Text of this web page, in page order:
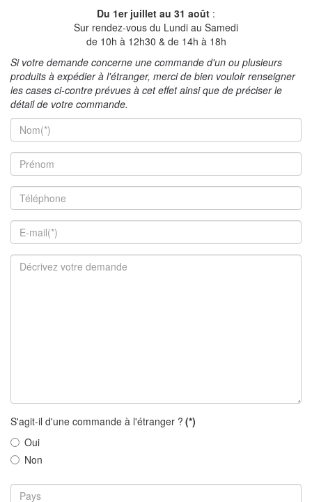
Du 1er juillet au 31 août :
Sur rendez-vous du Lundi au Samedi
de 10h à 12h30 & de 14h à 18h
Si votre demande concerne une commande d'un ou plusieurs
produits à expédier à l'étranger, merci de bien vouloir renseigner
les cases ci-contre prévues à cet effet ainsi que de préciser le
détail de votre commande.
S'agit-il d'une commande à l'étranger ? (*)
Oui
Non